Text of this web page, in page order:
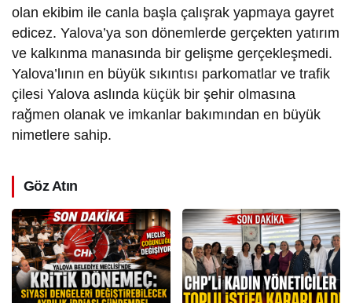
olan ekibim ile canla başla çalışrak yapmaya gayret
edicez. Yalova’ya son dönemlerde gerçekten yatırım
ve kalkınma manasında bir gelişme gerçekleşmedi.
Yalova’lının en büyük sıkıntısı parkomatlar ve trafik
çilesi Yalova aslında küçük bir şehir olmasına
rağmen olanak ve imkanlar bakımından en büyük
nimetlere sahip.
Göz Atın